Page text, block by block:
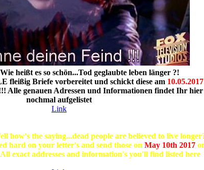
heißt es so schön...Tod geglaubte leben länger ?!
fleißig Briefe vorbereitet und schickt diese am 10.05.2017
Alle genauen Adressen und Informationen findet Ihr hier
nochmal aufgelistet
Link
how's the saying...dead people are believed to live
hard on your letter's and send those on May 10th 2017
exact addresses and information's you'll find listed here